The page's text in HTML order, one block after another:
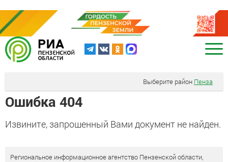
Выберите район Пенза
Ошибка 404
Извините, запрошенный Вами документ не найден.
Региональное информационное агентство Пензенской области,